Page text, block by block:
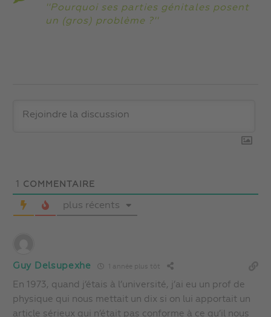
''Pourquoi ses parties génitales posent
un (gros) problème ?''
1 COMMENTAIRE
plus récents
Guy Delsupexhe 1 année plus tôt
En 1973, quand j’étais à l’université, j’ai eu un prof de
physique qui nous mettait un dix si on lui apportait un
article sérieux qui n’était pas conforme à ce qu’il nous